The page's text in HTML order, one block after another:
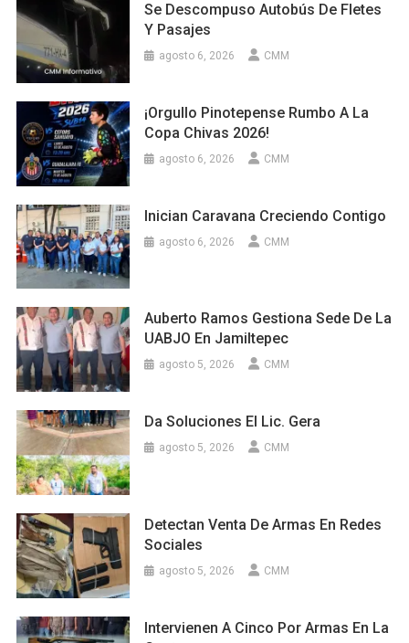
Se Descompuso Autobús De Fletes
Y Pasajes
agosto 6, 2026 CMM
¡Orgullo Pinotepense Rumbo A La
Copa Chivas 2026!
agosto 6, 2026 CMM
Inician Caravana Creciendo Contigo
agosto 6, 2026 CMM
Auberto Ramos Gestiona Sede De La
UABJO En Jamiltepec
agosto 5, 2026 CMM
Da Soluciones El Lic. Gera
agosto 5, 2026 CMM
Detectan Venta De Armas En Redes
Sociales
agosto 5, 2026 CMM
Intervienen A Cinco Por Armas En La